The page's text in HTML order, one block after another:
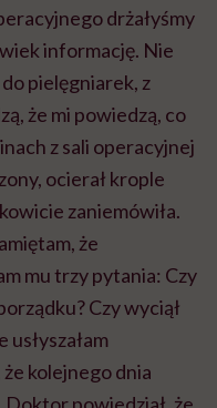
drżałyśmy
informację. Nie
pielęgniarek, z
że mi powiedzą, co
z sali operacyjnej
ocierał krople
zaniemówiła.
że
mu trzy pytania: Czy
Czy wyciął
usłyszałam
kolejnego dnia